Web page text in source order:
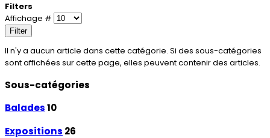
Filters
Affichage #
Filter
Il n'y a aucun article dans cette catégorie. Si des sous-catégories
sont affichées sur cette page, elles peuvent contenir des articles.
Sous-catégories
Balades10
Expositions 26